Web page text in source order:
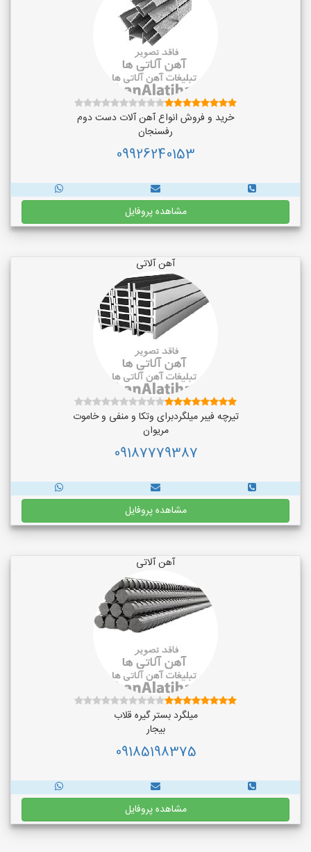
خرید و فروش انواع آهن آلات دست دوم
رفسنجان
09926240153
مشاهده پروفایل
آهن آلاتی
تیرچه فیبر میلگردبرای وتکا و منفی و خاموت
مریوان
09187779387
مشاهده پروفایل
آهن آلاتی
میلگرد بستر گیره قلاب
بیجار
09185198375
مشاهده پروفایل